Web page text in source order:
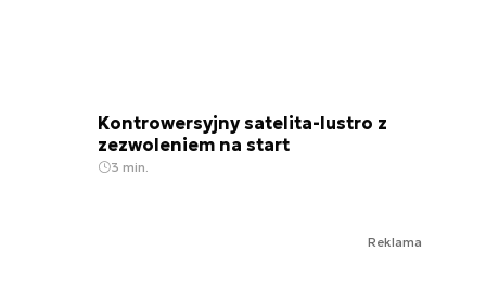
Kontrowersyjny satelita-lustro z
zezwoleniem na start
3 min.
Reklama